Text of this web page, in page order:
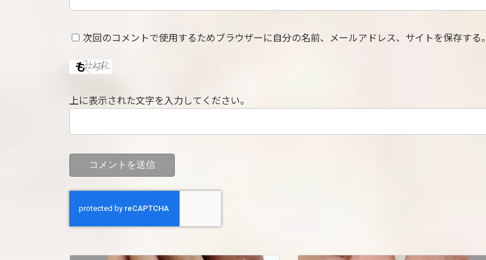
次回のコメントで使用するためブラウザーに自分の名前、メールアドレス、サイトを保存する。
上に表示された文字を入力してください。